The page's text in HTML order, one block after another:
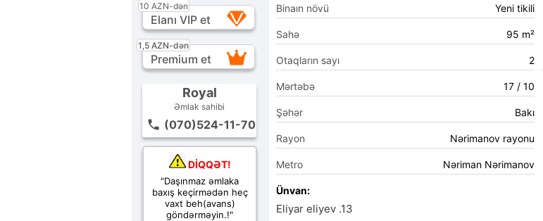
10 AZN-dən
Elanı VIP et
1,5 AZN-dən
Premium et
Royal
Əmlak sahibi
(070)524-11-70
DİQQƏT!
"Daşınmaz əmlaka
baxış keçirmədən heç
vaxt beh(avans)
göndərməyin.!"
Binaın növü Yeni tikili
Sahə 95 m²
Otaqların sayı 2
Mərtəbə 17 / 10
Şəhər Bakı
Rayon Nərimanov rayonu
Metro Nəriman Nərimanov
Ünvan:
Eliyar eliyev .13